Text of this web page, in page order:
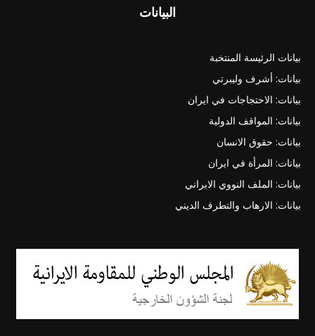
البيانات
بيانات الرئيسة المنتخبة
بيانات: أشرف وليبرتي
بيانات: الاحتجاجات في ايران
بيانات: المواقف الدولية
بيانات: حقوق الانسان
بيانات: المرأة في ايران
بيانات: الملف النووي الايراني
بيانات: الارهاب والتطرف الديني